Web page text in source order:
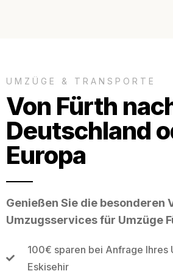
UMZÜGE & TRANSPORTE
Von Fürth
Deutschland
Europa
Genießen Sie die besonderen
Umzugsservices für Umzüge
100€ sparen bei Anfrage Ihres
Eskisehir